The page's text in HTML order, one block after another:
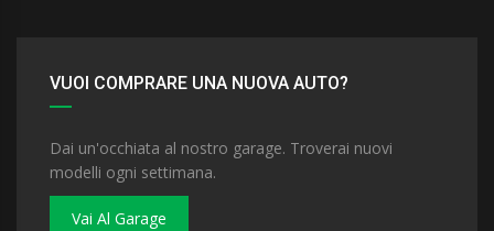
VUOI COMPRARE UNA NUOVA AUTO?
Dai un'occhiata al nostro garage. Troverai nuovi
modelli ogni settimana.
Vai Al Garage